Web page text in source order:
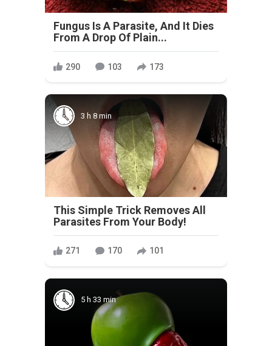
Fungus Is A Parasite, And It Dies
From A Drop Of Plain...
290 103 173
3 h 8 min
This Simple Trick Removes All
Parasites From Your Body!
271 170 101
5 h 33 min